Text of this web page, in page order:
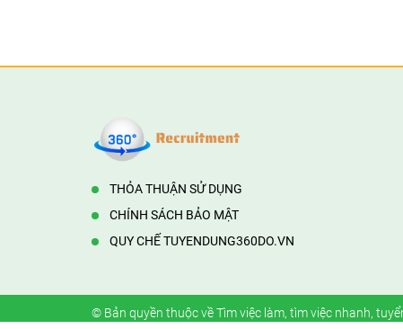
THỎA THUẬN SỬ DỤNG
CHÍNH SÁCH BẢO MẬT
QUY CHẾ TUYENDUNG360DO.VN
© Bản quyền thuộc vềTìm việc làm, tìm việc nhanh,